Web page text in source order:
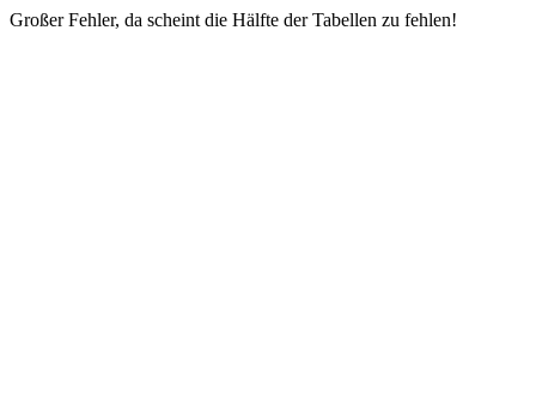
Großer Fehler, da scheint die Hälfte der Tabellen zu fehlen!